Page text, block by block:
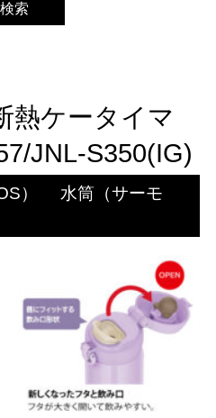
熱ケータイマ
JNL-S350(IG)
）
水筒（サーモ